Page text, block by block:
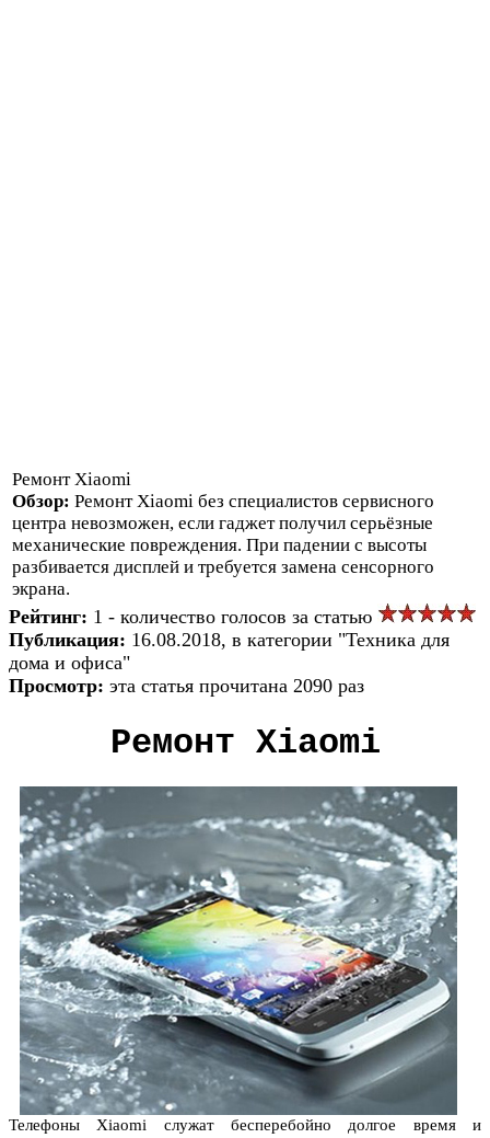
Ремонт Xiaomi
Обзор: Ремонт Xiaomi без специалистов сервисного
центра невозможен, если гаджет получил серьёзные
механические повреждения. При падении с высоты
разбивается дисплей и требуется замена сенсорного
экрана.
Рейтинг: 1 - количество голосов за статью
Публикация: 16.08.2018, в категории "Техника для
дома и офиса"
Просмотр: эта статья прочитана 2090 раз
Ремонт Xiaomi
Телефоны Xiaomi служат бесперебойно долгое время и